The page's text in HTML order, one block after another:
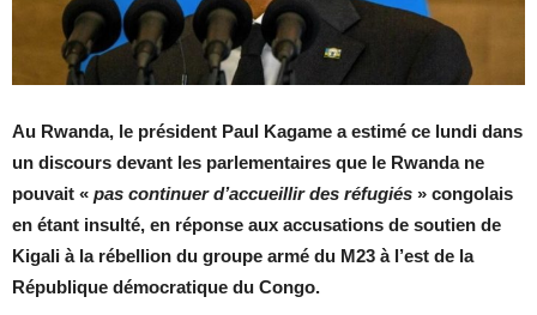
Au Rwanda, le président Paul Kagame a estimé ce lundi dans
un discours devant les parlementaires que le Rwanda ne
pouvait « pas continuer d’accueillir des réfugiés » congolais
en étant insulté, en réponse aux accusations de soutien de
Kigali à la rébellion du groupe armé du M23 à l’est de la
République démocratique du Congo.